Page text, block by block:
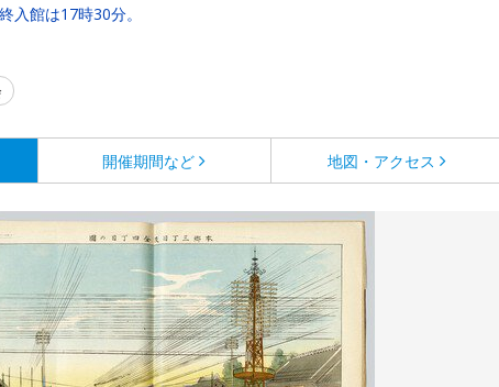
入館は17時30分。
開催期間など 地図・アクセス